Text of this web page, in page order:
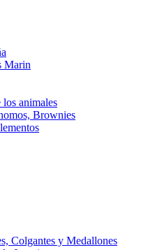
Marin
animales
Brownies
Colgantes y Medallones